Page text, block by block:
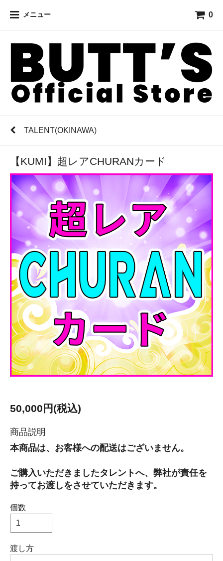
メニュー 0
TALENT(OKINAWA)
【KUMI】超レアCHURANカード
50,000円(税込)
商品説明
本商品は、お客様への配送はございません。
ご購入いただきましたタレントへ、弊社が責任を
持ってお渡しをさせていただきます。
個数
渡し方